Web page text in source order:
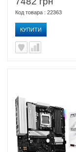
Код товара : 22363
КУПИТИ